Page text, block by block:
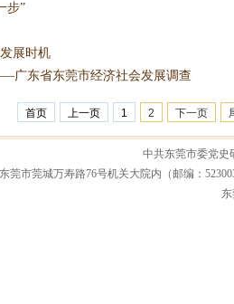
步”
展时机
东省东莞市经济社会发展调查
首页 上一页 1 2 下一页
中共东莞市委党史
莞市莞城万寿路76号机关大院内（邮编：